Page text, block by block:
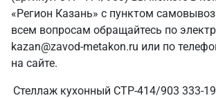
«Регион Казань» с пунктом
всем вопросам обращайтесь по
kazan@zavod-metakon.ru или по
на сайте.
Стеллаж кухонный СТР-414/903 333-